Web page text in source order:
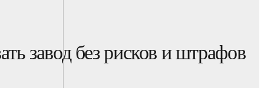
завод без рисков и штрафов